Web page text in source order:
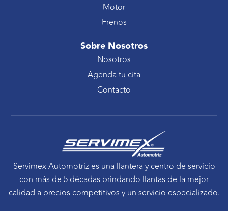
Motor
Frenos
Sobre Nosotros
Nosotros
Agenda tu cita
Contacto
Servimex Automotriz es una llantera y centro de servicio
con más de 5 décadas brindando llantas de la mejor
calidad a precios competitivos y un servicio especializado.